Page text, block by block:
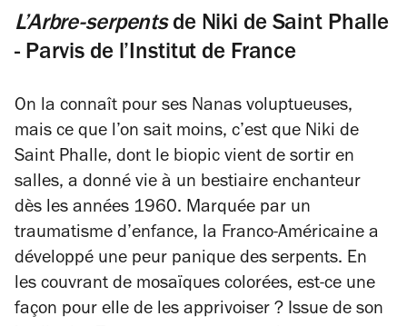
L’Arbre-serpentsde Niki de Saint Phalle
- Parvis de l’Institut de France
On la connaît pour ses Nanas voluptueuses,
mais ce que l’on sait moins, c’est que Niki de
Saint Phalle, dont le biopic vient de sortir en
salles, a donné vie à un bestiaire enchanteur
dès les années 1960. Marquée par un
traumatisme d’enfance, la Franco-Américaine a
développé une peur panique des serpents. En
les couvrant de mosaïques colorées, est-ce une
façon pour elle de les apprivoiser ? Issue de son